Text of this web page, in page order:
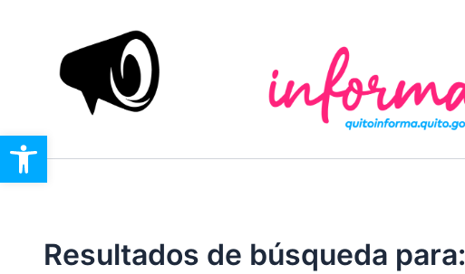
Open toolbar
contenido
Resultados de búsqueda para: